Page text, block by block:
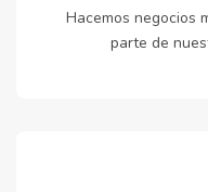
Hacemos negocios
parte de